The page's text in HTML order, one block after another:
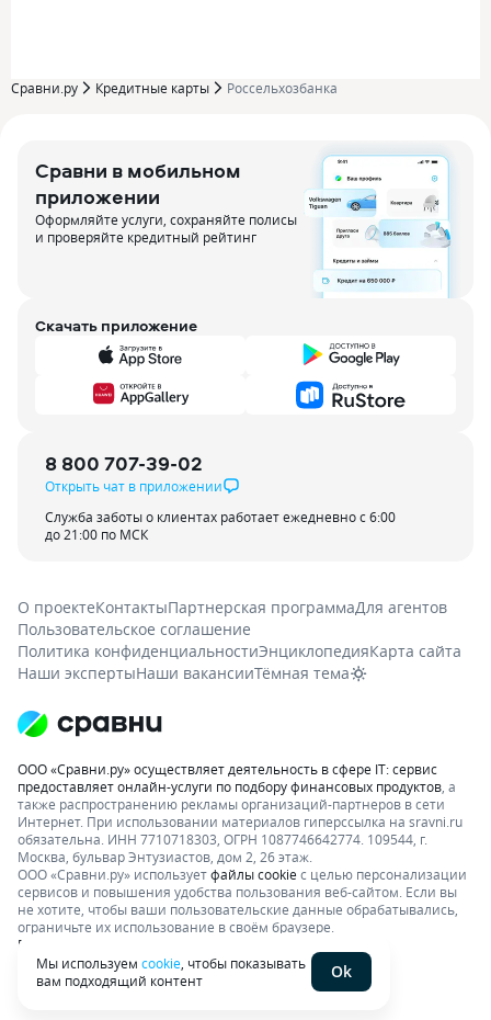
Сравни.ру Кредитные карты Россельхозбанка
Сравни в мобильном
приложении
Оформляйте услуги, сохраняйте полисы
и проверяйте кредитный рейтинг
Скачать приложение
8 800 707-39-02
Открыть чат в приложении
Служба заботы о клиентах работает ежедневно с 6:00
до 21:00 по МСК
О проектеКонтактыПартнерская программаДля агентов
Пользовательское соглашение
Политика конфиденциальностиЭнциклопедияКарта сайта
Наши экспертыНаши вакансииТёмная тема
ООО «Сравни.ру» осуществляет деятельность в сфере IT: сервис
предоставляет онлайн-услуги по подбору финансовых продуктов , а
также распространению рекламы организаций-партнеров в сети
Интернет. При использовании материалов гиперссылка на sravni.ru
обязательна. ИНН 7710718303, ОГРН 1087746642774. 109544, г.
Москва, бульвар Энтузиастов, дом 2, 26 этаж.
ООО «Сравни.ру» используетфайлы cookieс целью персонализации
сервисов и повышения удобства пользования веб-сайтом. Если вы
не хотите, чтобы ваши пользовательские данные обрабатывались,
ограничьте их использование в своём браузере.
Подробнее об условиях. Раскрытие информации
Мы используем cookie , чтобы показывать
вам подходящий контент
Ok